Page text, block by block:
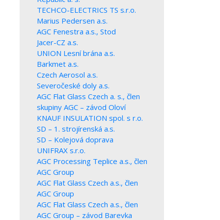
TECHCO-ELECTRICS TS s.r.o.
Marius Pedersen a.s.
AGC Fenestra a.s., Stod
Jacer-CZ a.s.
UNION Lesní brána a.s.
Barkmet a.s.
Czech Aerosol a.s.
Severočeské doly a.s.
AGC Flat Glass Czech a. s., člen
skupiny AGC – závod Oloví
KNAUF INSULATION spol. s r.o.
SD – 1. strojírenská a.s.
SD – Kolejová doprava
UNIFRAX s.r.o.
AGC Processing Teplice a.s., člen
AGC Group
AGC Flat Glass Czech a.s., člen
AGC Group
AGC Flat Glass Czech a.s., člen
AGC Group – závod Barevka